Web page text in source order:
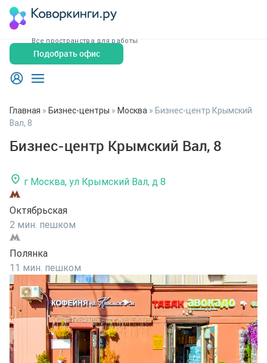
Все пространства для работы
Подобрать офис
Главная » Бизнес-центры » Москва » Бизнес-центр Крымский
Вал, 8
Бизнес-центр Крымский Вал, 8
г Москва, ул Крымский Вал, д 8
Октябрьская
2 мин. пешком
Полянка
11 мин. пешком